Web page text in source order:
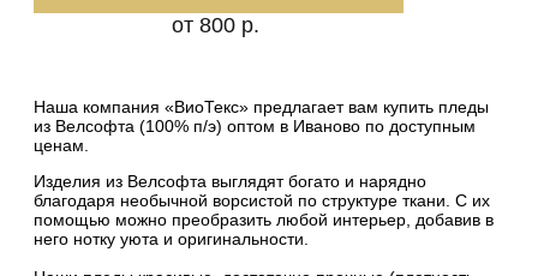
от 800 р.
Наша компания «ВиоТекс» предлагает вам купить пледы
из Велсофта (100% п/э) оптом в Иваново по доступным
ценам.
Изделия из Велсофта выглядят богато и нарядно
благодаря необычной ворсистой по структуре ткани. С их
помощью можно преобразить любой интерьер, добавив в
него нотку уюта и оригинальности.